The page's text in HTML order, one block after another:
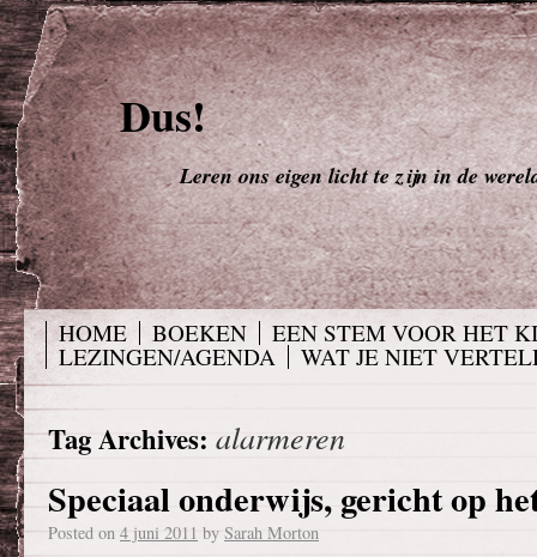
Dus!
Leren ons eigen licht te zijn in de
HOME BOEKEN
EEN STEM VOOR HET
LEZINGEN/AGENDA
WAT JE NIET
Tag Archives: alarmeren
Speciaal onderwijs, gericht op
Posted on 4 juni 2011 by Sarah Morton